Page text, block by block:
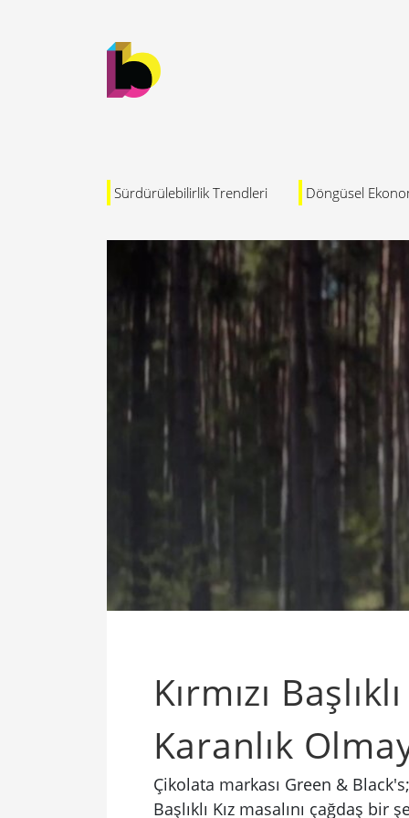
Sürdürülebilirlik Trendleri Döngüsel
Kırmızı
Karanlık
Çikolata markası Green &
Başlıklı Kız masalını çağdaş